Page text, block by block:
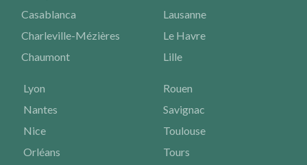
Casablanca
Charleville-Mézières
Chaumont
Lausanne
Le Havre
Lille
Lyon
Nantes
Nice
Orléans
Rouen
Savignac
Toulouse
Tours